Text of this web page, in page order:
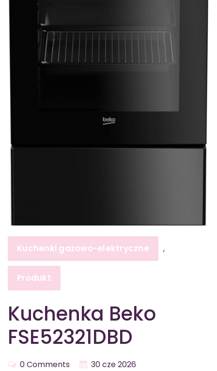
Kuchenki gazowo-elektryczne ,
Produkt
Kuchenka Beko
FSE52321DBD
0 Comments 30 cze 2026